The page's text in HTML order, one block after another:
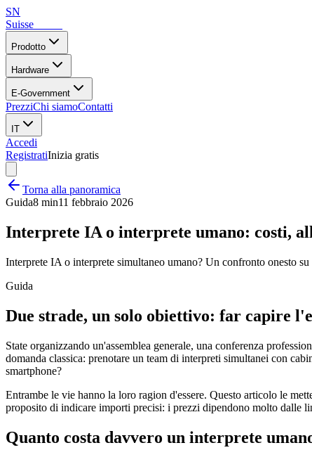
SN
Suisse
Prodotto
Hardware
E-Government
PrezziChi siamoContatti
IT
Accedi
RegistratiInizia gratis
Torna alla panoramica
Guida8 min11 febbraio 2026
Interprete IA o interprete umano: costi,
Interprete IA o interprete simultaneo umano? Un confronto onesto
Guida
Due strade, un solo obiettivo: far capire
State organizzando un'assemblea generale, una conferenza
domanda classica: prenotare un team di interpreti simultanei con
smartphone?
Entrambe le vie hanno la loro ragion d'essere. Questo articolo le
proposito di indicare importi precisi: i prezzi dipendono molto dalle
Quanto costa davvero un interprete